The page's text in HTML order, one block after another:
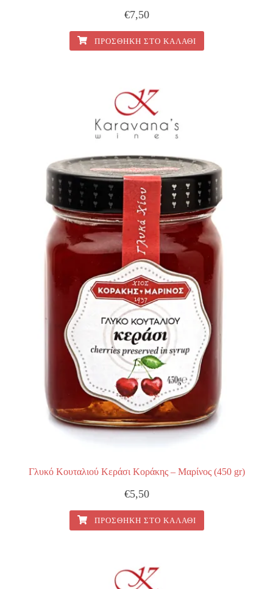
€7,50
ΠΡΟΣΘΉΚΗ ΣΤΟ ΚΑΛΆΘΙ
Γλυκό Κουταλιού Κεράσι Κοράκης – Μαρίνος (450 gr)
€5,50
ΠΡΟΣΘΉΚΗ ΣΤΟ ΚΑΛΆΘΙ